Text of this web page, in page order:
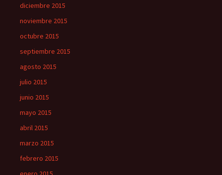
diciembre 2015
noviembre 2015
octubre 2015
septiembre 2015
agosto 2015
julio 2015
junio 2015
mayo 2015
abril 2015
marzo 2015
febrero 2015